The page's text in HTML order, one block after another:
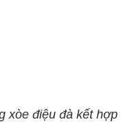
xòe điệu đà kết hợp